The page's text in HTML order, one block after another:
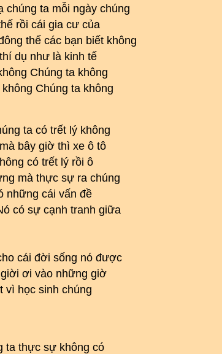
chúng ta mỗi ngày chúng
rồi cái gia cư của
thế các bạn biết không
dụ như là kinh tế
Chúng ta không
Chúng ta không
ta có trết lý không
bây giờ thì xe ô tô
có trết lý rồi ô
mà thực sự ra chúng
những cái vấn đề
có sự cạnh tranh giữa
cái đời sống nó được
ơi vào những giờ
vì học sinh chúng
ta thực sự không có